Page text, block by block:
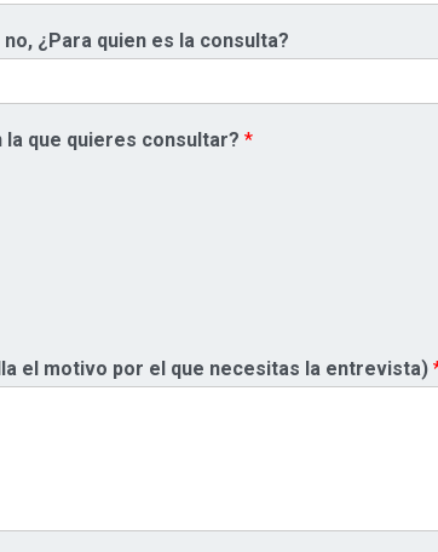
¿Para quien es la consulta?
la que quieres consultar? *
el motivo por el que necesitas la entrevista)